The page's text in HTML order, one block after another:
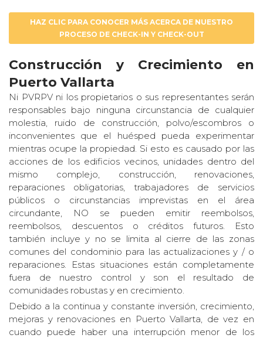
HAZ CLIC PARA CONOCER MÁS ACERCA DE NUESTRO
PROCESO DE CHECK-IN Y CHECK-OUT
Construcción y Crecimiento en
Puerto Vallarta
Ni PVRPV ni los propietarios o sus representantes serán
responsables bajo ninguna circunstancia de cualquier
molestia, ruido de construcción, polvo/escombros o
inconvenientes que el huésped pueda experimentar
mientras ocupe la propiedad. Si esto es causado por las
acciones de los edificios vecinos, unidades dentro del
mismo complejo, construcción, renovaciones,
reparaciones obligatorias, trabajadores de servicios
públicos o circunstancias imprevistas en el área
circundante, NO se pueden emitir reembolsos,
reembolsos, descuentos o créditos futuros. Esto
también incluye y no se limita al cierre de las zonas
comunes del condominio para las actualizaciones y / o
reparaciones. Estas situaciones están completamente
fuera de nuestro control y son el resultado de
comunidades robustas y en crecimiento.
Debido a la continua y constante inversión, crecimiento,
mejoras y renovaciones en Puerto Vallarta, de vez en
cuando puede haber una interrupción menor de los